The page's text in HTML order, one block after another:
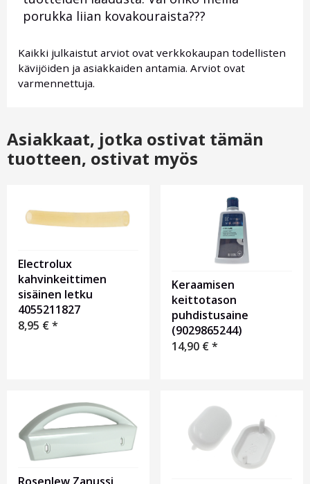
porukka liian kovakouraista???
Kaikki julkaistut arviot ovat verkkokaupan todellisten
kävijöiden ja asiakkaiden antamia. Arviot ovat
varmennettuja.
Asiakkaat, jotka ostivat tämän
tuotteen, ostivat myös
Electrolux
kahvinkeittimen
sisäinen letku
4055211827
8,95 €*
Keraamisen
keittotason
puhdistusaine
(9029865244)
14,90 €*